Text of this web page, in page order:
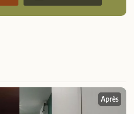
Après